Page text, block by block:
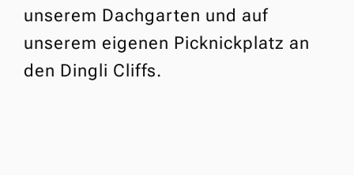
unserem Dachgarten und auf
unserem eigenen Picknickplatz an
den Dingli Cliffs.